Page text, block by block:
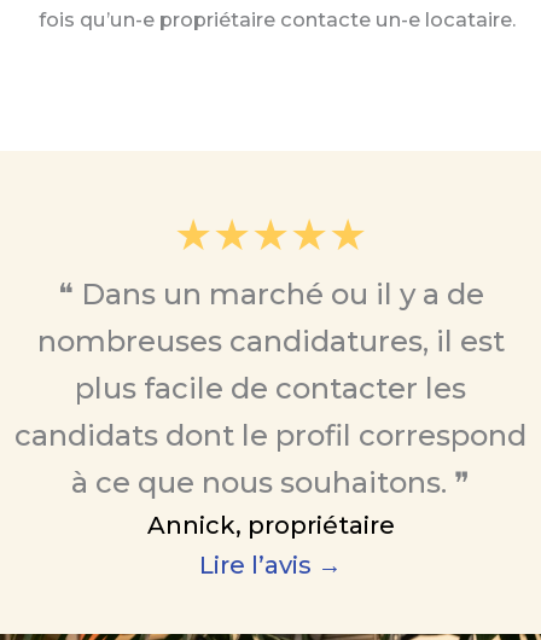
fois qu’un-e propriétaire contacte un-e locataire.
★★★★★
❝ Dans un marché ou il y a de
nombreuses candidatures, il est
plus facile de contacter les
candidats dont le profil correspond
à ce que nous souhaitons. ❞
Annick, propriétaire
Lire l’avis →